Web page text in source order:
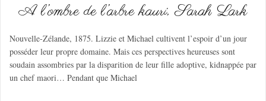
A l’ombre de l’arbre kauri, Sarah Lark
Nouvelle-Zélande, 1875. Lizzie et Michael cultivent l’espoir d’un jour
posséder leur propre domaine. Mais ces perspectives heureuses sont
soudain assombries par la disparition de leur fille adoptive, kidnappée par
un chef maori… Pendant que Michael